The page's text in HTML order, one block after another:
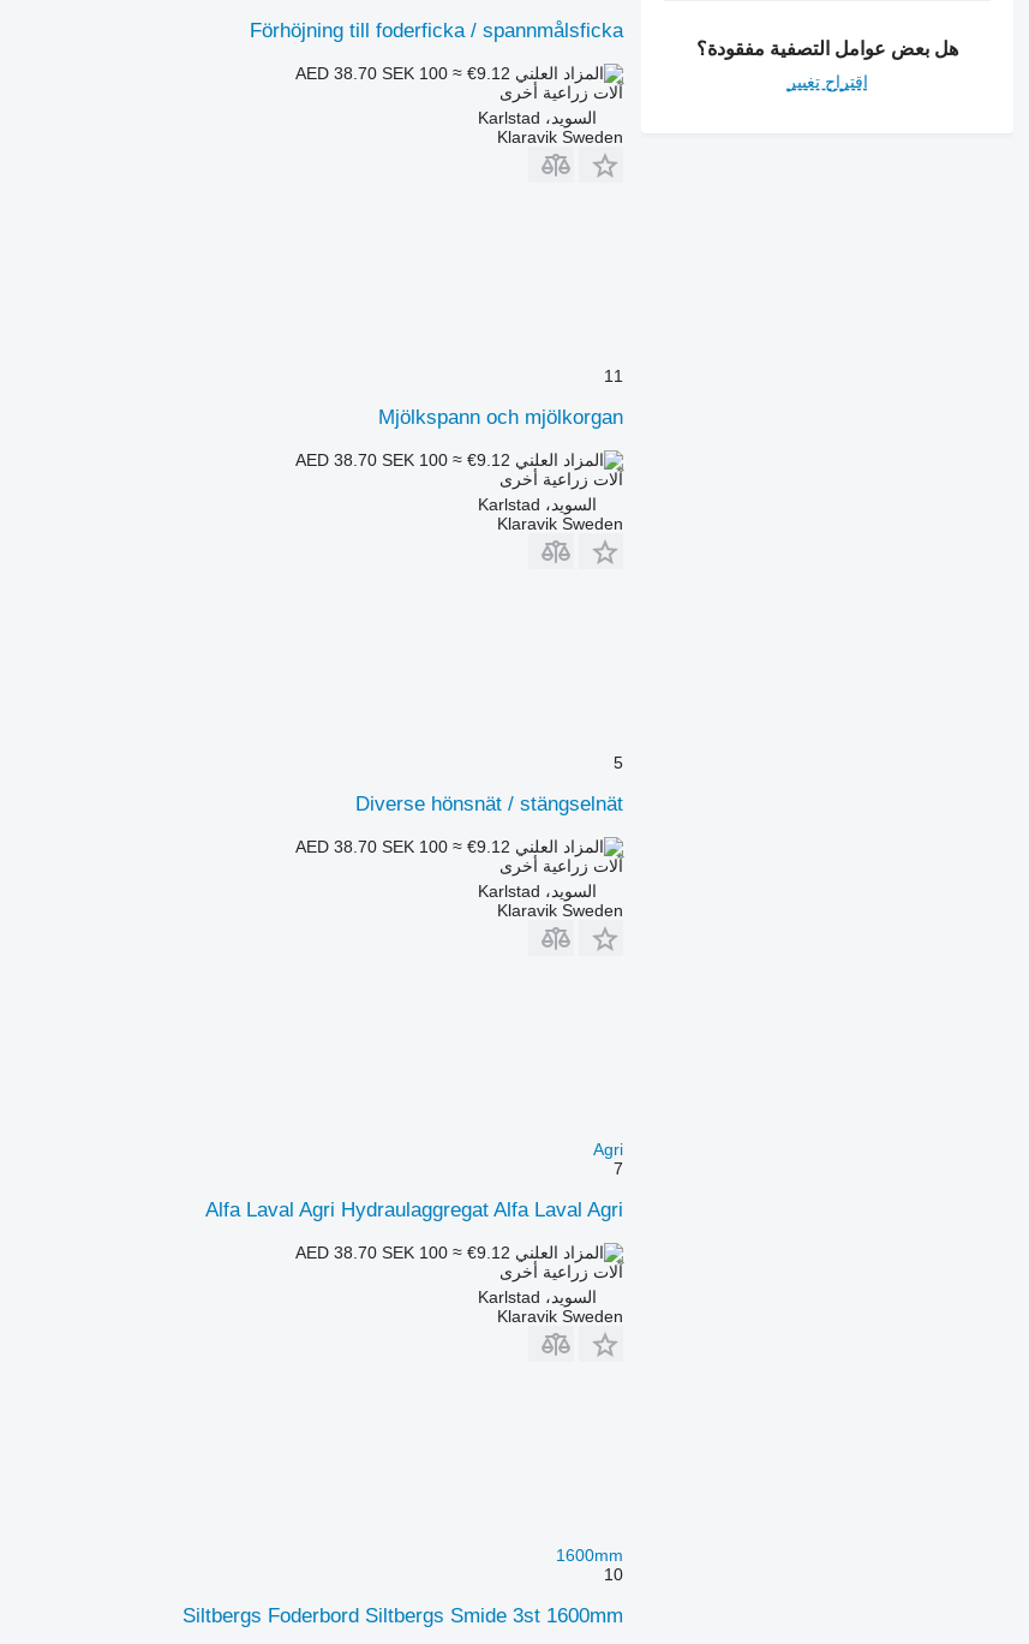
هل بعض عوامل التصفية مفقودة؟
اقتراح تغيير
Förhöjning till foderficka / spannmålsficka
SEK 100 ≈ €9.12
آلات زراعية أخرى
السويد، Karlstad
Klaravik Sweden
11
Mjölkspann och mjölkorgan
SEK 100 ≈ €9.12
آلات زراعية أخرى
السويد، Karlstad
Klaravik Sweden
5
Diverse hönsnät / stängselnät
SEK 100 ≈ €9.12
آلات زراعية أخرى
السويد، Karlstad
Klaravik Sweden
Agri
7
Alfa Laval Agri Hydraulaggregat Alfa Laval Agri
SEK 100 ≈ €9.12
آلات زراعية أخرى
السويد، Karlstad
Klaravik Sweden
1600mm
10
Siltbergs Foderbord Siltbergs Smide 3st 1600mm